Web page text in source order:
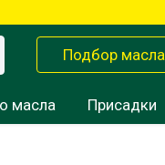
Подбор масла
масла Присадки